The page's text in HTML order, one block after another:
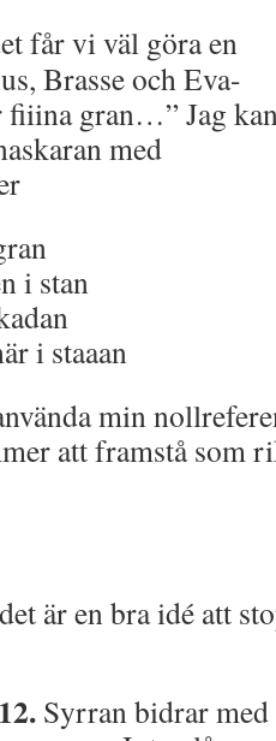
får vi väl göra en
Brasse och Eva-
fiiina gran…” Jag
med
i stan
i staaan
min
att framstå som
är en bra idé att
Syrran bidrar